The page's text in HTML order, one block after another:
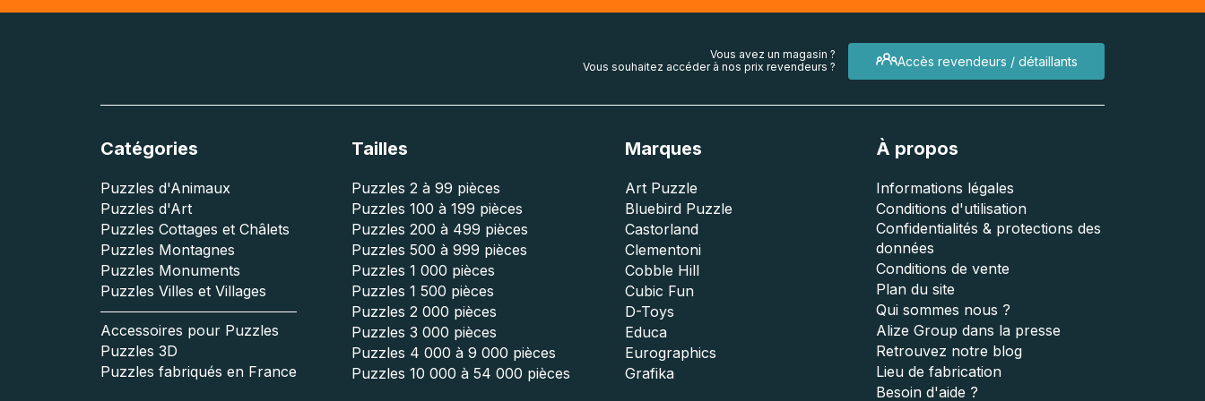
Accès revendeurs / détaillants
Vous avez un magasin ?
Vous souhaitez accéder à nos prix revendeurs ?
Catégories
Puzzles d'Animaux
Puzzles d'Art
Puzzles Cottages et Châlets
Puzzles Montagnes
Puzzles Monuments
Puzzles Villes et Villages
Accessoires pour Puzzles
Puzzles 3D
Puzzles fabriqués en France
Tailles
Puzzles 2 à 99 pièces
Puzzles 100 à 199 pièces
Puzzles 200 à 499 pièces
Puzzles 500 à 999 pièces
Puzzles 1 000 pièces
Puzzles 1 500 pièces
Puzzles 2 000 pièces
Puzzles 3 000 pièces
Puzzles 4 000 à 9 000 pièces
Puzzles 10 000 à 54 000 pièces
Marques
Art Puzzle
Bluebird Puzzle
Castorland
Clementoni
Cobble Hill
Cubic Fun
D-Toys
Educa
Eurographics
Grafika
À propos
Informations légales
Conditions d'utilisation
Confidentialités & protections des
données
Conditions de vente
Plan du site
Qui sommes nous ?
Alize Group dans la presse
Retrouvez notre blog
Lieu de fabrication
Besoin d'aide ?